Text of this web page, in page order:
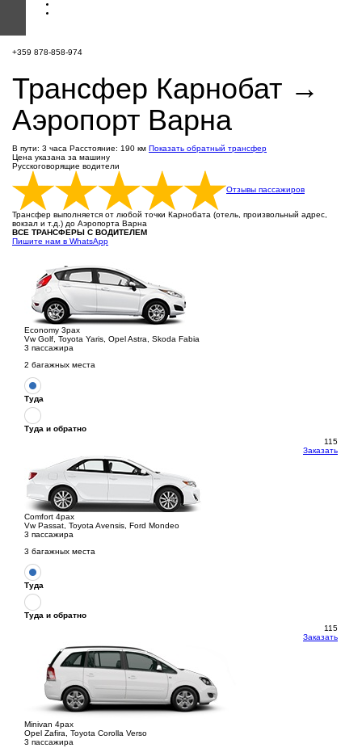
+359 878-858-974
Трансфер Карнобат →
Аэропорт Варна
В пути: 3 часа Расстояние: 190 км Показать обратный трансфер
Цена указана за машину
Русскоговорящие водители
Отзывы пассажиров
Трансфер выполняется от любой точки Карнобата (отель, произвольный адрес,
вокзал и т.д.) до Аэропорта Варна
ВСЕ ТРАНСФЕРЫ С ВОДИТЕЛЕМ
Пишите нам в WhatsApp
Economy 3pax
Vw Golf, Toyota Yaris, Opel Astra, Skoda Fabia
3 пассажира
2 багажных места
Туда
Туда и обратно
115
Заказать
Comfort 4pax
Vw Passat, Toyota Avensis, Ford Mondeo
3 пассажира
3 багажных места
Туда
Туда и обратно
115
Заказать
Minivan 4pax
Opel Zafira, Toyota Corolla Verso
3 пассажира